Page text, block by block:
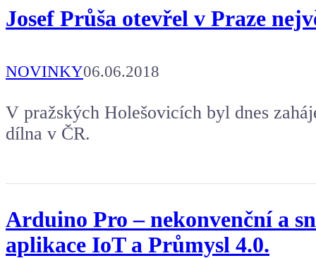
Josef Průša otevřel v Praze
NOVINKY06.06.2018
V pražských Holešovicích byl dnes
dílna v ČR.
Arduino Pro – nekonvenční a
aplikace IoT a Průmysl 4.0.